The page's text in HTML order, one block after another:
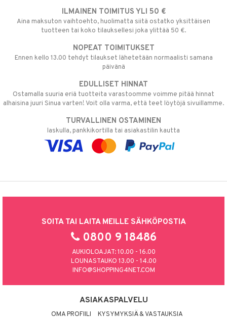
ILMAINEN TOIMITUS YLI 50 €
Aina maksuton vaihtoehto, huolimatta siitä ostatko yksittäisen
tuotteen tai koko tilauksellesi joka ylittää 50 €.
NOPEAT TOIMITUKSET
Ennen kello 13.00 tehdyt tilaukset lähetetään normaalisti samana
päivänä
EDULLISET HINNAT
Ostamalla suuria eriä tuotteita varastoomme voimme pitää hinnat
alhaisina juuri Sinua varten! Voit olla varma, että teet löytöjä sivuillamme.
TURVALLINEN OSTAMINEN
laskulla, pankkikortilla tai asiakastilin kautta
SOITA TAI LAITA MEILLE SÄHKÖPOSTIA
0800 9 18486
AUKIOLOAJAT: 10.00 - 16.00
LOUNASTAUKO 13.00 - 14.00
INFO@SHOPPING4NET.COM
ASIAKASPALVELU
OMA PROFIILI KYSYMYKSIÄ & VASTAUKSIA